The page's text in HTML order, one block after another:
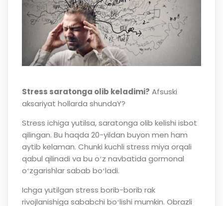
Stress saratonga olib keladimi? Afsuski
aksariyat hollarda shundaY?
Stress ichiga yutilsa, saratonga olib kelishi isbot
qilingan. Bu haqda 20-yildan buyon men ham
aytib kelaman. Chunki kuchli stress miya orqali
qabul qilinadi va bu oʻz navbatida gormonal
oʻzgarishlar sabab boʻladi.
Ichga yutilgan stress borib-borib rak
rivojlanishiga sababchi boʻlishi mumkin. Obrazli